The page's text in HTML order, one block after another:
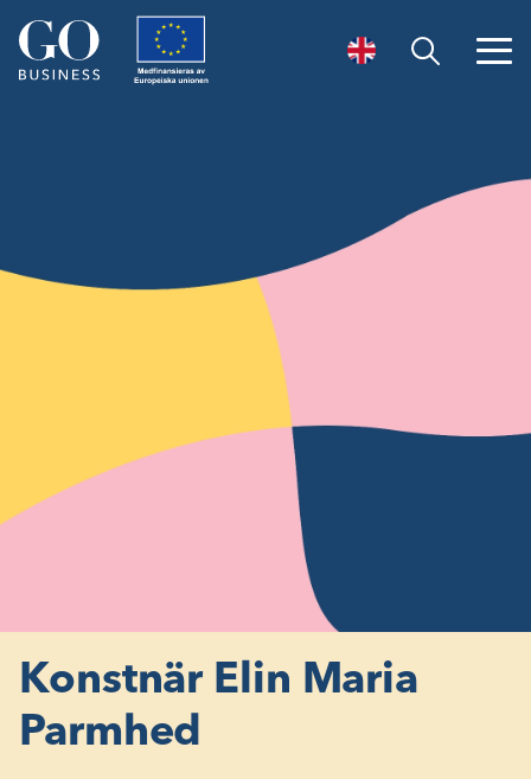
Öppna sök
Konstnär Elin Maria
Parmhed